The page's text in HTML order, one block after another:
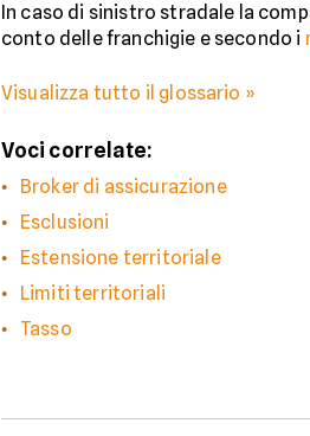
In caso di sinistro stradale la
conto delle franchigie e secondo i
Visualizza tutto il glossario »
Voci correlate:
Broker di assicurazione
Esclusioni
Estensione territoriale
Limiti territoriali
Tasso